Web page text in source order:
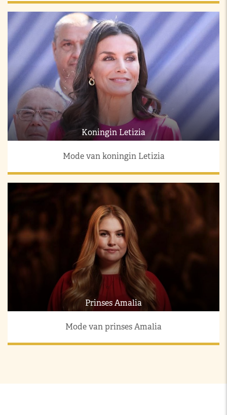
Koningin Letizia
Mode van koningin Letizia
Prinses Amalia
Mode van prinses Amalia